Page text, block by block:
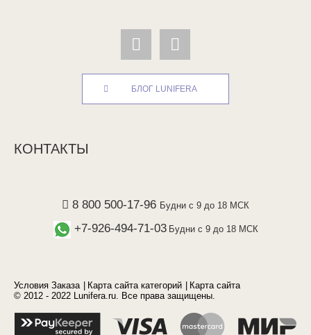
БЛОГ LUNIFERA
КОНТАКТЫ
8 800 500-17-96 Будни с 9 до 18 МСК
+7-926-494-71-03 Будни с 9 до 18 МСК
Условия Заказа Карта сайта категорий
Карта сайта
© 2012 - 2022 Lunifera.ru. Все права защищены.